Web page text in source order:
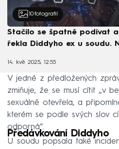
10 fotografií
Stačilo se špatně podívat
řekla Diddyho ex u soudu.
14. kvě 2025, 12:55
V jedné z předložených
zmiňuje, že se musí cítit „v
sexuálně otevřela, a
kterém se podle svých slov
odporná“.
Předávkování Diddyho
U soudu popsala také